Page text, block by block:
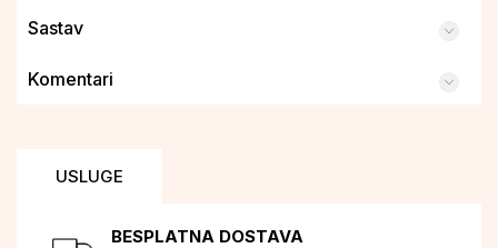
Sastav
Komentari
USLUGE
BESPLATNA DOSTAVA